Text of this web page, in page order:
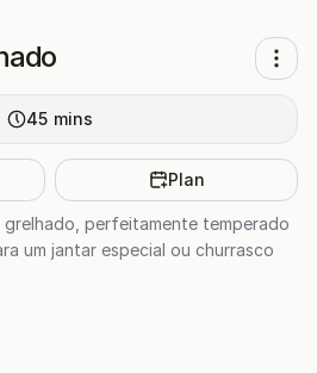
45 mins
Plan
perfeitamente temperado
um jantar especial ou churrasco